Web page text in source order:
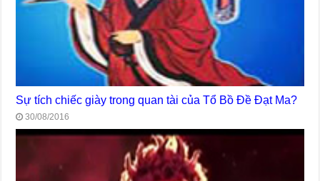
Sự tích chiếc giày trong quan tài của Tổ Bồ Đề Đạt Ma?
30/08/2016